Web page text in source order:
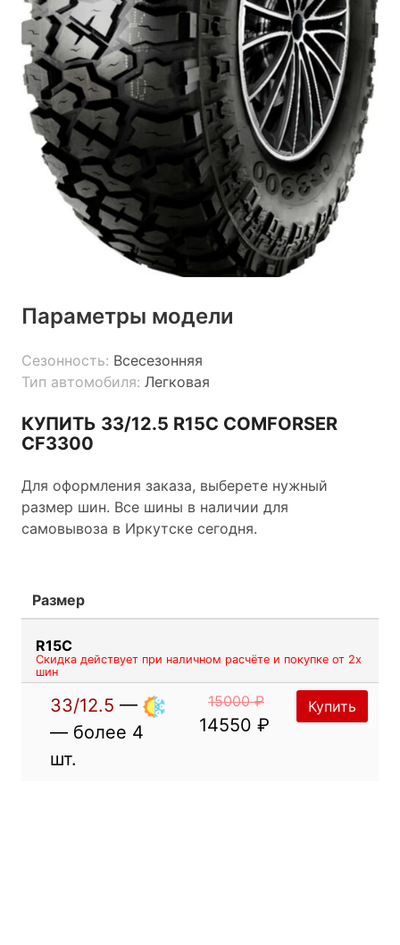
Параметры модели
Сезонность: Всесезонняя
Тип автомобиля: Легковая
КУПИТЬ 33/12.5 R15C COMFORSER
CF3300
Для оформления заказа, выберете нужный
размер шин. Все шины в наличии для
самовывоза в Иркутске сегодня.
Размер
R15C
Скидка действует при наличном расчёте и покупке от 2х
шин
33/12.5 —
— более 4
шт.
15000 ₽
14550 ₽
Купить